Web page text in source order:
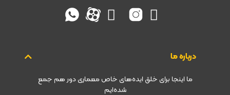
درباره ما
ما اینجا برای خلق ایده‌های خاص معماری دور هم جمع
شده‌ایم